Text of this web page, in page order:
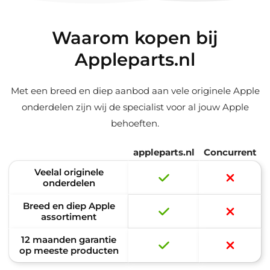
Waarom kopen bij
Appleparts.nl
Met een breed en diep aanbod aan vele originele Apple
onderdelen zijn wij de specialist voor al jouw Apple
behoeften.
appleparts.nl
Concurrent
Veelal originele
onderdelen
Breed en diep Apple
assortiment
12 maanden garantie
op meeste producten